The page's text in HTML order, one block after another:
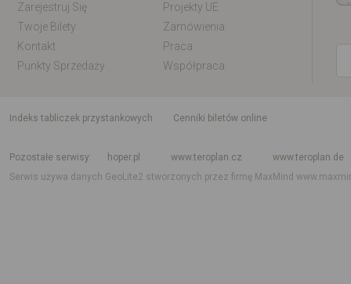
Zarejestruj Się
Projekty UE
Twoje Bilety
Zamówienia
Kontakt
Praca
Punkty Sprzedaży
Współpraca
indeks tabliczek przystankowych
Cenniki biletów online
Pozostałe serwisy
hoper.pl www.teroplan.cz
www.teroplan.de
Serwis używa danych GeoLite2 stworzonych przez firmę MaxMind